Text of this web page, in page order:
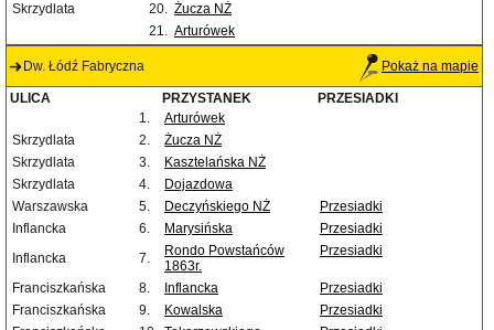
Skrzydlata
20. Żucza NŻ
21. Arturówek
Dw. Łódź Fabryczna Pokaż na mapie
ULICA PRZYSTANEK
PRZESIADKI
1.
Arturówek
Skrzydlata
2.
Żucza NŻ
Skrzydlata
3.
Kasztelańska NŻ
Skrzydlata
4.
Dojazdowa
Warszawska
5. Deczyńskiego NŻ
Przesiadki
Inflancka
6. Marysińska
Przesiadki
Inflancka
7.
Rondo Powstańców
1863r.
Przesiadki
Franciszkańska 8. Inflancka
Przesiadki
Franciszkańska
9. Kowalska
Przesiadki